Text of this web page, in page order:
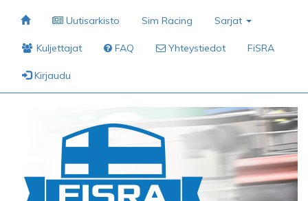
Uutisarkisto Sim Racing Sarjat
Kuljettajat FAQ Yhteystiedot FiSRA
Kirjaudu